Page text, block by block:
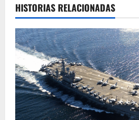
c
i
ó
n
d
HISTORIAS RELACIONADAS